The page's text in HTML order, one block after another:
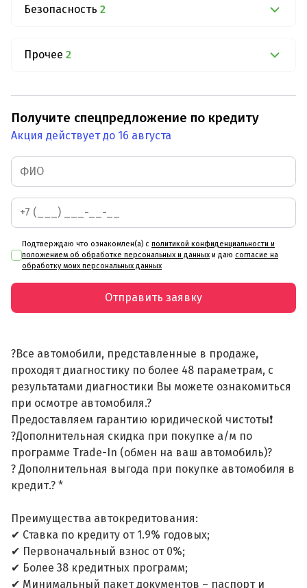
Безопасность 2
Прочее 2
Получите спецпредложение по кредиту
Акция действует до 16 августа
Подтверждаю что ознакомлен(а) с политикой конфиденциальности и
положением об обработке персональных и данных и даю согласие на
обработку моих персональных данных
Отправить заявку
?Все автомобили, представленные в продаже,
проходят диагностику по более 48 параметрам, с
результатами диагностики Вы можете ознакомиться
при осмотре автомобиля.?
Предоставляем гарантию юридической чистоты❗
?Дополнительная скидка при покупке а/м по
программе Trade-In (обмен на ваш автомобиль)?
? Дополнительная выгода при покупке автомобиля в
кредит.? *
Преимущества автокредитования:
✔ Ставка по кредиту от 1.9% годовых;
✔ Первоначальный взнос от 0%;
✔ Более 38 кредитных программ;
✔ Минимальный пакет документов – паспорт и